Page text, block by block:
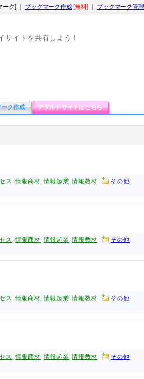
ーク] ｜ ブックマーク作成 [無料] ブックマーク管理
イトを共有しよう！
ーク作成 アダルトサイトはこちら
ス 情報商材 情報起業 情報教材 その他
ス 情報商材 情報起業 情報教材 その他
ス 情報商材 情報起業 情報教材 その他
ス 情報商材 情報起業 情報教材 その他